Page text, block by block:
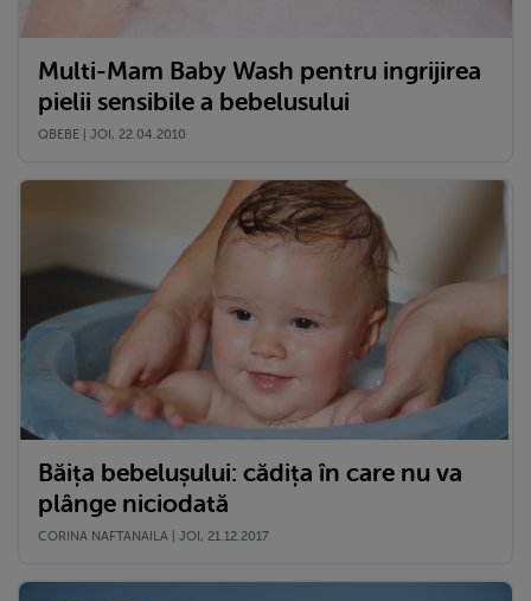
Multi-Mam Baby Wash pentru ingrijirea
pielii sensibile a bebelusului
QBEBE | JOI, 22.04.2010
Băița bebelușului: cădița în care nu va
plânge niciodată
CORINA NAFTANAILA | JOI, 21.12.2017